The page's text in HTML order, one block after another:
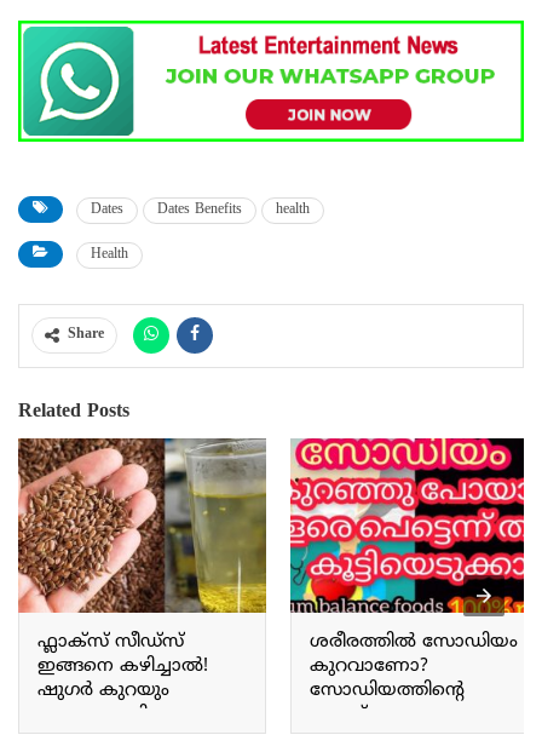
Dates Dates Benefits health
Health
Share
Related Posts
ഫ്ലാക്സ് സീഡ്‌സ്
ഇങ്ങനെ കഴിച്ചാൽ!
ഷുഗർ കുറയും
രക്തക്കുഴലിലെ
ബ്ലോക്ക് അലിഞ്ഞു
ശരീരത്തിൽ സോഡിയം
കുറവാണോ?
സോഡിയത്തിന്റെ
അളവ് കുറഞ്ഞു
പോയാൽ വളരെ